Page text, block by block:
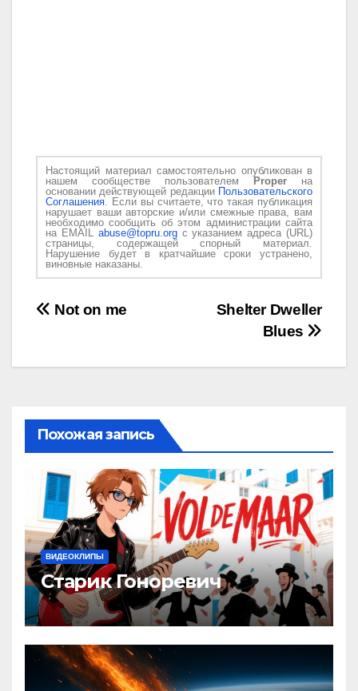
Настоящий материал самостоятельно опубликован в
нашем сообществе пользователемProper на
основании действующей редакции Пользовательского
Соглашения. Если вы считаете, что такая публикация
нарушает ваши авторские и/или смежные права, вам
необходимо сообщить об этом администрации сайта
на EMAIL abuse@topru.orgс указанием адреса (URL)
страницы, содержащей спорный материал.
Нарушение будет в кратчайшие сроки устранено,
виновные наказаны.
Навигация
Shelter Dweller
Blues
Not on me
Похожая запись
ВИДЕОКЛИПЫ
Старик Гоноревич